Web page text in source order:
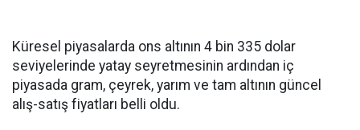
Küresel piyasalarda ons altının 4 bin 335 dolar
seviyelerinde yatay seyretmesinin ardından iç
piyasada gram, çeyrek, yarım ve tam altının güncel
alış-satış fiyatları belli oldu.